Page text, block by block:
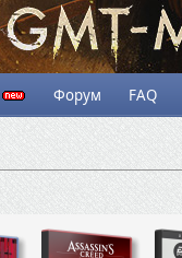
Форум FAQ